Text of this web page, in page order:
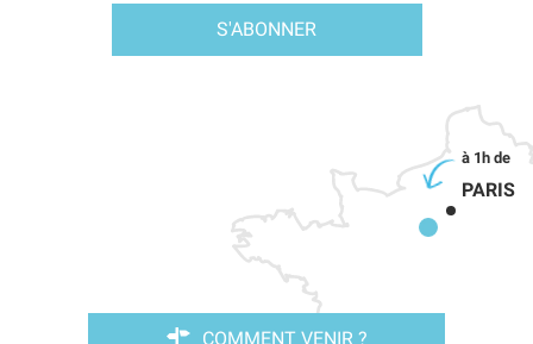
S'ABONNER
PARIS
COMMENT VENIR ?